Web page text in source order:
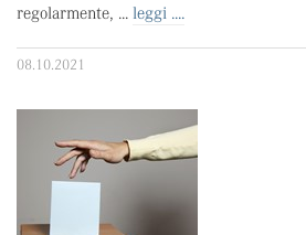
regolarmente, ... leggi ....
08.10.2021